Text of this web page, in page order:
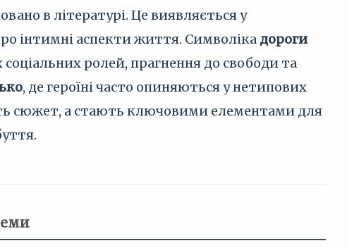
в літературі. Це виявляється у
інтимні аспекти життя. Символіка дороги
ролей, прагнення до свободи та
, де героїні часто опиняються у нетипових
сюжет, а стають ключовими елементами для